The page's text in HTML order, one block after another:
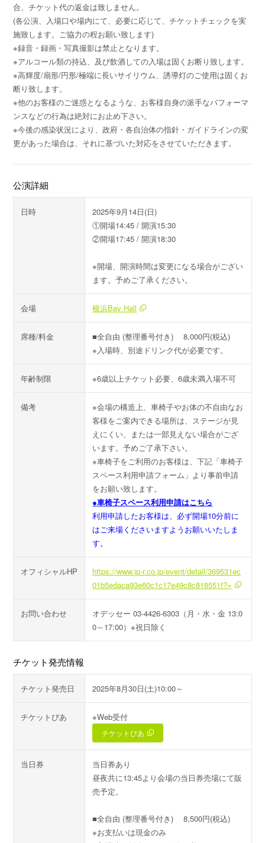
合、チケット代の返金は致しません。
(各公演、入場口や場内にて、必要に応じて、チケットチェックを実
施致します。ご協力の程お願い致します)
※録音・録画・写真撮影は禁止となります。
※アルコール類の持込、及び飲酒しての入場は固くお断り致します。
※高輝度/扇形/円形/極端に長いサイリウム、誘導灯のご使用は固くお
断り致します。
※他のお客様のご迷惑となるような、お客様自身の派手なパフォーマ
ンスなどの行為は絶対にお止め下さい。
※今後の感染状況により、政府・各自治体の指針・ガイドラインの変
更があった場合は、それに基づいた対応をさせていただきます。
公演詳細
日時
2025年9月14日(日)
①開場14:45 / 開演15:30
②開場17:45 / 開演18:30
※開場、開演時間は変更になる場合がござい
ます。予めご了承ください。
会場 横浜Bay Hall
席種/料金
■全自由 (整理番号付き) 8,000円(税込)
※入場時、別途ドリンク代が必要です。
年齢制限 ※6歳以上チケット必要、6歳未満入場不可
備考
※会場の構造上、車椅子やお体の不自由なお
客様をご案内できる場所は、ステージが見
えにくい、または一部見えない場合がござ
います。予めご了承下さい。
※車椅子をご利用のお客様は、下記「車椅子
スペース利用申請フォーム」より事前申請
をお願い致します。
●車椅子スペース利用申請はこちら
利用申請したお客様は、必ず開場10分前に
はご来場くださいますようお願いいたしま
す。
オフィシャルHP
https://www.jp-r.co.jp/event/detail/369531ec
01b5edaca93e60c1c17e49c8c818551f?=
お問い合わせ
オデッセー 03-4426-6303（月・水・金 13:0
0～17:00）※祝日除く
チケット発売情報
チケット発売日 2025年8月30日(土)10:00～
チケットぴあ ※Web受付
チケットぴあ
当日券
当日券あり
昼夜共に13:45より会場の当日券売場にて販
売予定。
■全自由 (整理番号付き) 8,500円(税込)
※お支払いは現金のみ